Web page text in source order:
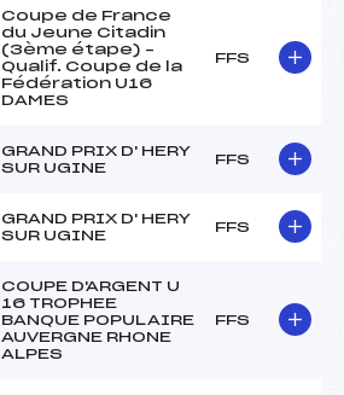
Coupe de France
du Jeune Citadin
(3ème étape) –
Qualif. Coupe de la
Fédération U16
DAMES
FFS
GRAND PRIX D' HERY
SUR UGINE
FFS
GRAND PRIX D' HERY
SUR UGINE
FFS
COUPE D'ARGENT U
16 TROPHEE
BANQUE POPULAIRE
AUVERGNE RHONE
ALPES
FFS